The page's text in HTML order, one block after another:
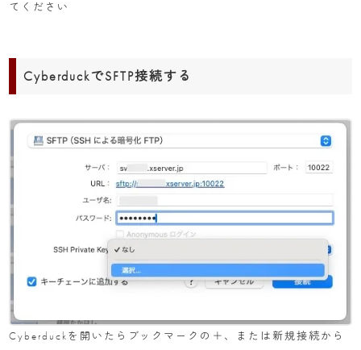
てください
CyberduckでSFTP接続する
Cyberduckを開いたらブックマークの＋、または新規接続から